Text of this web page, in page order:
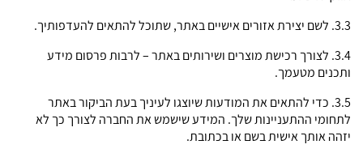
3.3. לשם יצירת אזורים אישיים באתר, שתוכל להתאים להעדפותיך.
3.4. לצורך רכישת מוצרים ושירותים באתר – לרבות פרסום מידע
ותכנים מטעמך.
3.5. כדי להתאים את המודעות שיוצגו לעיניך בעת הביקור באתר
לתחומי ההתעניינות שלך. המידע שישמש את החברה לצורך כך לא
יזהה אותך אישית בשם או בכתובת.